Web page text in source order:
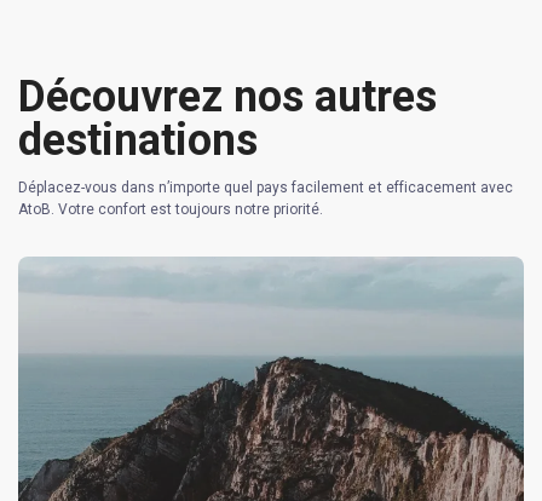
Découvrez nos autres
destinations
Déplacez-vous dans n’importe quel pays facilement et efficacement avec
AtoB. Votre confort est toujours notre priorité.